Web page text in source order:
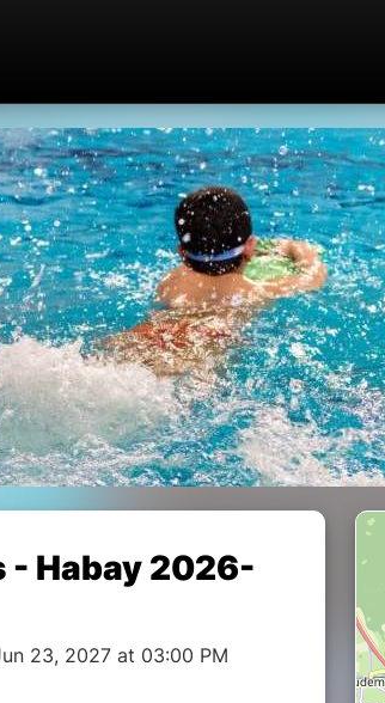
- Habay 2026-
23, 2027 at 03:00 PM